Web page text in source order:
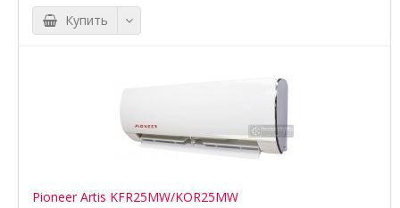
Купить
Pioneer Artis KFR25MW/KOR25MW